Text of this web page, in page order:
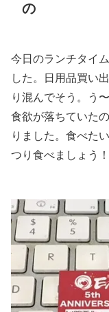
の
今日のランチタイ
した。日用品買い
り混んでそう。う
食欲が落ちていた
りました。食べた
つり食べましょう